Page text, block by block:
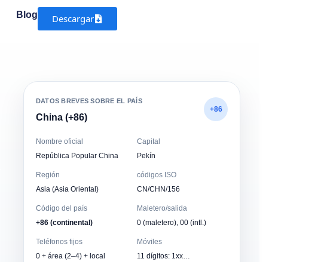
Blog Descargar
DATOS BREVES SOBRE EL PAÍS
China (+86)
+86
Nombre oficial
República Popular China
Capital
Pekín
Región
Asia (Asia Oriental)
códigos ISO
CN/CHN/156
Código del país
+86 (continental)
Maletero/salida
0 (maletero), 00 (intl.)
Teléfonos fijos
0 + área (2–4) + local
Móviles
11 dígitos: 1xx…